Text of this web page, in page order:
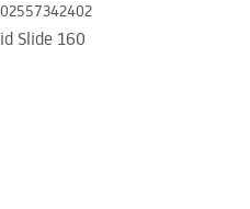
Slide 160